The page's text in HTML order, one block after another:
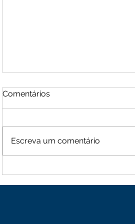
Comentários
Escreva um comentário